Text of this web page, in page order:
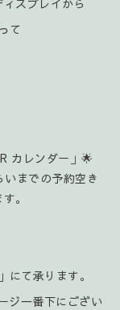
て
カレンダー」🌟
いまでの予約空き
。
て承ります。
ジ一番下にござい